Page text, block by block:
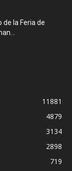
la Feria de
11881
4879
3134
2898
719